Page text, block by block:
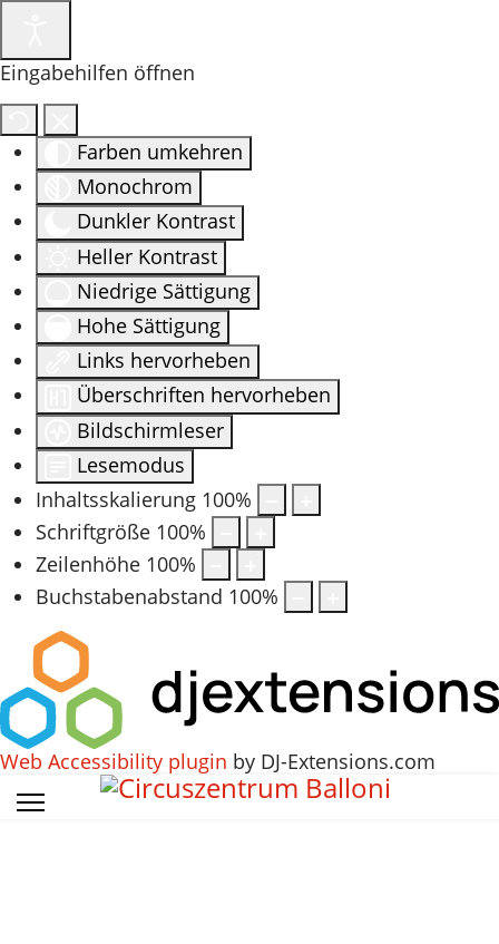
Eingabehilfen öffnen
Farben umkehren
Monochrom
Dunkler Kontrast
Heller Kontrast
Niedrige Sättigung
Hohe Sättigung
Links hervorheben
Überschriften hervorheben
Bildschirmleser
Lesemodus
Inhaltsskalierung 100%
Schriftgröße 100%
Zeilenhöhe 100%
Buchstabenabstand 100%
Web Accessibility plugin by DJ-Extensions.com
Vorheriges
Jahr
Vorheriger
Monat
Nächstes
Jahr
Nächstes